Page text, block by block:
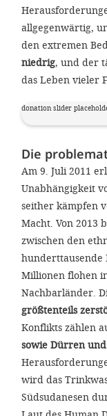
allgegenwärtig,
den extremen
niedrig, und der
das Leben vieler
donation slider
Die
Am 9. Juli 2011
Unabhängigkeit
seither kämpfen
Macht. Von 2013
zwischen den
hunderttausende
Millionen flohen
Nachbarländer.
größtenteils
Konflikts zählen
sowie Dürren
wird das
Südsudanesen